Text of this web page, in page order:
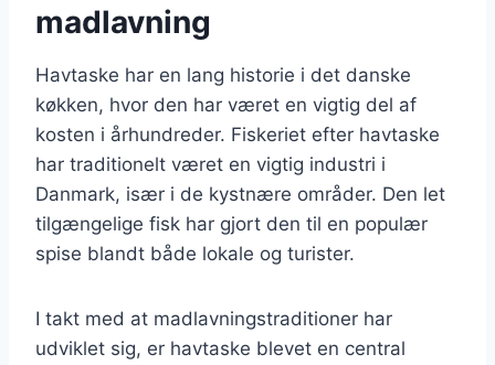
madlavning
Havtaske har en lang historie i det danske
køkken, hvor den har været en vigtig del af
kosten i århundreder. Fiskeriet efter havtaske
har traditionelt været en vigtig industri i
Danmark, især i de kystnære områder. Den let
tilgængelige fisk har gjort den til en populær
spise blandt både lokale og turister.
I takt med at madlavningstraditioner har
udviklet sig, er havtaske blevet en central